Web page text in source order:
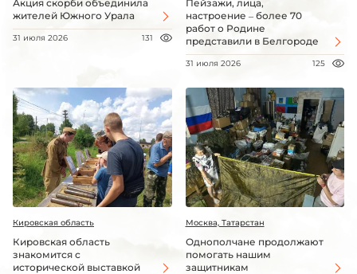
Акция скорби объединила
жителей Южного Урала
31 июля 2026 131
Пейзажи, лица,
настроение – более 70
работ о Родине
представили в Белгороде
31 июля 2026 125
Кировская область
Кировская область
знакомится с
исторической выставкой
Москва, Татарстан
Однополчане продолжают
помогать нашим
защитникам